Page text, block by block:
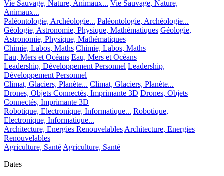
Vie Sauvage, Nature, Animaux... Vie Sauvage, Nature,
Animaux...
Paléontologie, Archéologie... Paléontologie, Archéologie...
Géologie, Astronomie, Physique, Mathématiques Géologie,
Astronomie, Physique, Mathématiques
Chimie, Labos, Maths Chimie, Labos, Maths
Eau, Mers et Océans Eau, Mers et Océans
Leadership, Développement Personnel Leadership,
Développement Personnel
Climat, Glaciers, Planète... Climat, Glaciers, Planète...
Drones, Objets Connectés, Imprimante 3D Drones, Objets
Connectés, Imprimante 3D
Robotique, Electronique, Informatique... Robotique,
Electronique, Informatique...
Architecture, Energies Renouvelables Architecture, Energies
Renouvelables
Agriculture, Santé Agriculture, Santé
Dates